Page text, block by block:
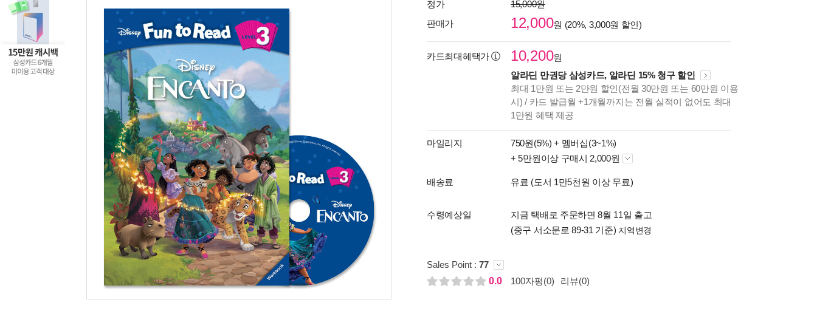
정가
15,000원
판매가
12,000원 (20%, 3,000원 할인)
카드최대혜택가 10,200원
알라딘 만권당 삼성카드, 알라딘 15% 청구 할인
최대 1만원 또는 2만원 할인(전월 30만원 또는 60만원 이용
시) / 카드 발급월 +1개월까지는 전월 실적이 없어도 최대
1만원 혜택 제공
마일리지 750원(5%) + 멤버십(3~1%)
+ 5만원이상 구매시 2,000원
배송료 유료 (도서 1만5천원 이상 무료)
수령예상일
지금 택배로 주문하면 8월 11일 출고
(중구 서소문로 89-31 기준) 지역변경
Sales Point : 77
0.0
100자평(0) 리뷰(0)